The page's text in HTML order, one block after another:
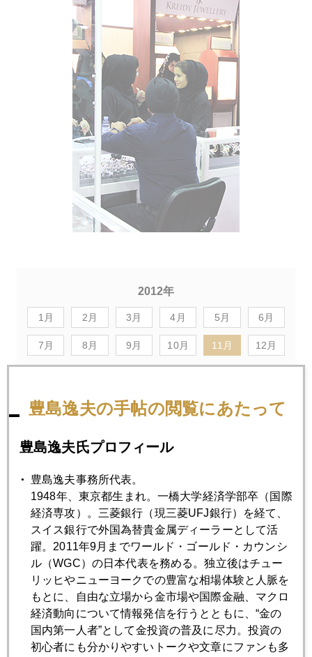
2012年
1月 2月 3月 4月 5月 6月
7月 8月 9月 10月 11月 12月
2012年11月30日
ファンドの円安陽動作戦に気をつけよう
中国二人っ子政策へ転換の兆し
2012年11月28日
中東で金が売れるワケ
2012年11月27日
尖閣が消えた 中国パスポート記載地図
豊島逸夫の手帖の閲覧にあたって
豊島逸夫氏プロフィール
豊島逸夫事務所代表。
1948年、東京都生まれ。一橋大学経済学部卒（国際
経済専攻）。三菱銀行（現三菱UFJ銀行）を経て、
スイス銀行で外国為替貴金属ディーラーとして活
躍。2011年9月までワールド・ゴールド・カウンシ
ル（WGC）の日本代表を務める。独立後はチュー
リッヒやニューヨークでの豊富な相場体験と人脈を
もとに、自由な立場から金市場や国際金融、マクロ
経済動向について情報発信を行うとともに、“金の
国内第一人者”として金投資の普及に尽力。投資の
初心者にも分かりやすいトークや文章にファンも多